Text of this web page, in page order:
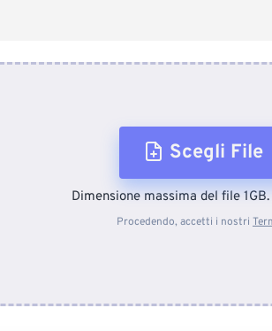
Scegli File
Dal
Dimensione massima del file 1GB.
Procedendo, accetti i nostri